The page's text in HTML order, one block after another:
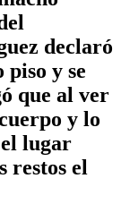
declaró
piso y se
que al ver
y lo
lugar
restos el